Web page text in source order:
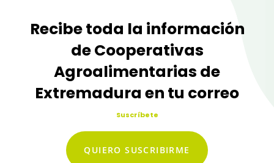
Recibe toda la información
de Cooperativas
Agroalimentarias de
Extremadura en tu correo
Suscríbete
QUIERO SUSCRIBIRME